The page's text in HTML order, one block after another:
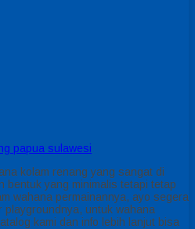
papua sulawesi
kolam renang yang sangat di
bentuk yang minimalis tetapi tetap
wahana permainannya, ayo segera
playgroundnya, untuk wahana
kami dan info lebih lanjut bisa